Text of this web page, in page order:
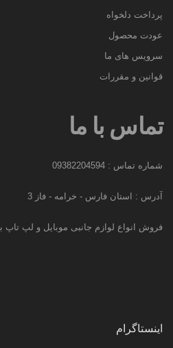
پرداخت دلخواه
عودت محصول
سرویس های ما
قوانین و مقررات
تماس با ما
شماره تماس : 09382204594
آدرس : استان فارس - خرامه - فاز 3
فروش انواع لوازم جانبی موبایل و لپ
اینستاگرام